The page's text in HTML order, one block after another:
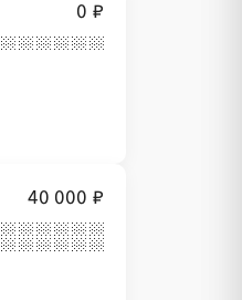
0 ₽
40 000 ₽